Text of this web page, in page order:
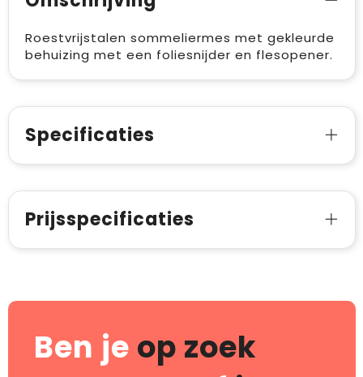
Roestvrijstalen sommeliermes met gekleurde
behuizing met een foliesnijder en flesopener.
Specificaties
Prijsspecificaties
Ben je op zoek